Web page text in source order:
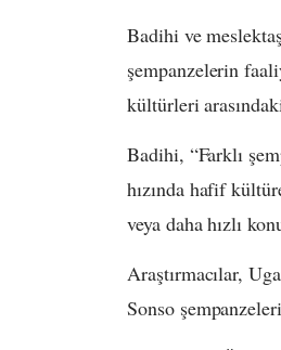
Badihi ve
şempanzelerin
kültürleri
Badihi, “Farklı
hızında hafif
veya daha hızlı
Araştırmacılar,
Sonso